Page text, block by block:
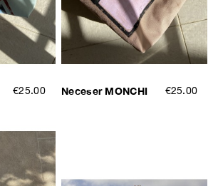
€25.00 Neceser MONCHI €25.00